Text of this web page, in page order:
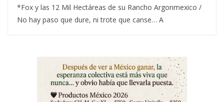
*Fox y las 12 Mil Hectáreas de su Rancho Argonmexico /
No hay paso que dure, ni trote que canse… A